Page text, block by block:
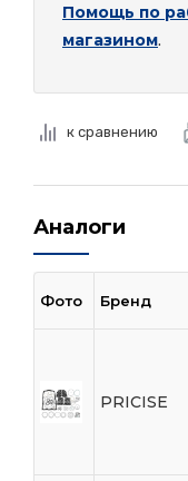
Помощь по
магазином.
к сравнению
Аналоги
Фото Бренд
PRICISE